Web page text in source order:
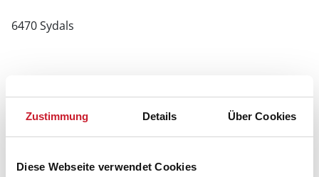
Zustimmung Details Über Cookies
Diese Webseite verwendet Cookies
6470 Sydals